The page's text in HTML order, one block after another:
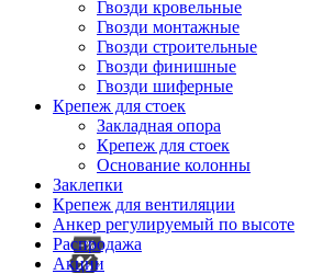
Гвозди кровельные
Гвозди монтажные
Гвозди строительные
Гвозди финишные
Гвозди шиферные
Крепеж для стоек
Закладная опора
Крепеж для стоек
Основание колонны
Заклепки
Крепеж для вентиляции
Анкер регулируемый по высоте
Распродажа
Акции